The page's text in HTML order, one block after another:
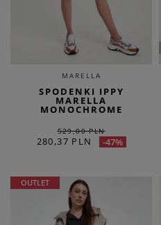
MARELLA
SPODENKI IPPY
MARELLA
MONOCHROME
529,00 PLN
280,37 PLN -47%
OUTLET